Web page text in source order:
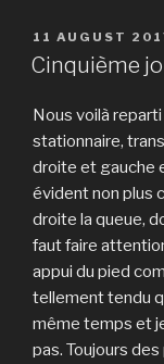
POSTED
ON
11 AUGUST
Cinquième
Nous voilà
stationnaire,
droite et gauche
évident non plus
droite la queue,
faut faire
appui du pied
tellement tendu
même temps et
pas. Toujours